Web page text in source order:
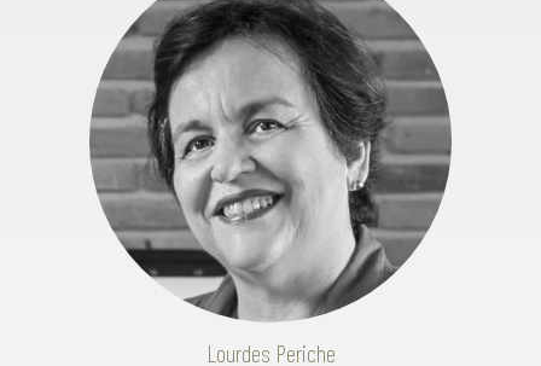
Lourdes Periche